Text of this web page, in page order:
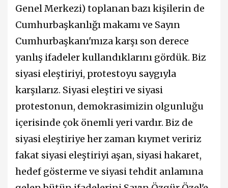
Genel Merkezi) toplanan bazı kişilerin de
Cumhurbaşkanlığı makamı ve Sayın
Cumhurbaşkanı'mıza karşı son derece
yanlış ifadeler kullandıklarını gördük. Biz
siyasi eleştiriyi, protestoyu saygıyla
karşılarız. Siyasi eleştiri ve siyasi
protestonun, demokrasimizin olgunluğu
içerisinde çok önemli yeri vardır. Biz de
siyasi eleştiriye her zaman kıymet veririz
fakat siyasi eleştiriyi aşan, siyasi hakaret,
hedef gösterme ve siyasi tehdit anlamına